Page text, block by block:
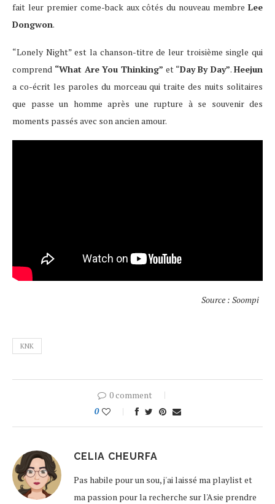
fait leur premier come-back aux côtés du nouveau membre Lee
Dongwon.
“Lonely Night” est la chanson-titre de leur troisième single qui
comprend “What Are You Thinking” et “Day By Day”.Heejun
a co-écrit les paroles du morceau qui traite des nuits solitaires
que passe un homme après une rupture à se souvenir des
moments passés avec son ancien amour.
Source : Soompi
KNK
0 comment
0
CELIA CHEURFA
Pas habile pour un sou, j'ai laissé ma playlist et
ma passion pour la recherche sur l'Asie prendre